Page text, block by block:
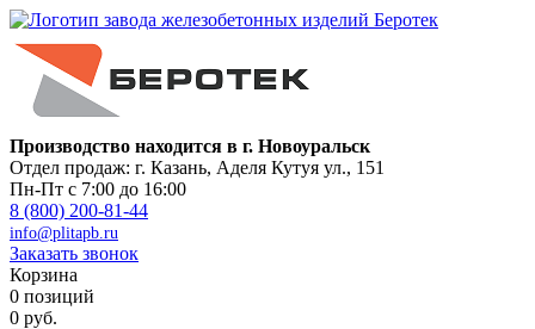
Производство находится в г. Новоуральск
Отдел продаж: г. Казань, Аделя Кутуя ул., 151
Пн-Пт с 7:00 до 16:00
8 (800) 200-81-44
info@plitapb.ru
Заказать звонок
Корзина
0 позиций
0 руб.